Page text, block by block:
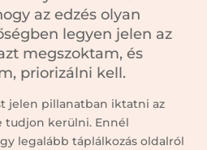
az edzés olyan
legyen jelen az
megszoktam, és
priorizálni kell.
jelen pillanatban iktatni az
tudjon kerülni. Ennél
legalább táplálkozás oldalról